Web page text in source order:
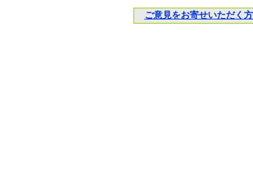
ご意見をお寄せいただく